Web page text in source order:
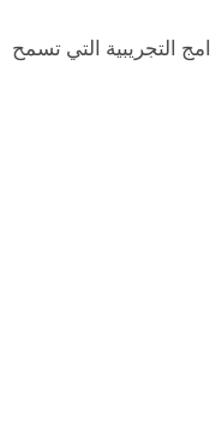
التجريبية التي تسمح